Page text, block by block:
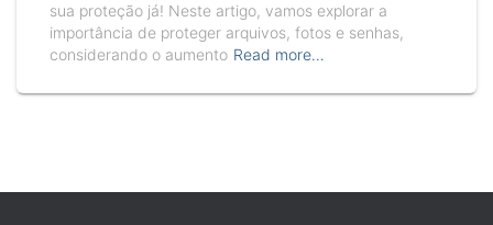
sua proteção já! Neste artigo, vamos explorar a
importância de proteger arquivos, fotos e senhas,
considerando o aumento Read more…